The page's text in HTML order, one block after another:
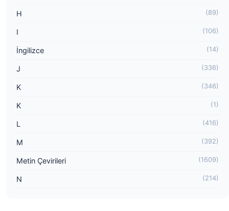
H (89)
I (106)
İngilizce (14)
J (336)
K (346)
K (1)
L (416)
M (392)
Metin Çevirileri (1609)
N (214)